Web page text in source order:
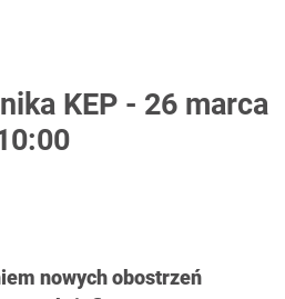
KEP - 26 marca
nowych obostrzeń